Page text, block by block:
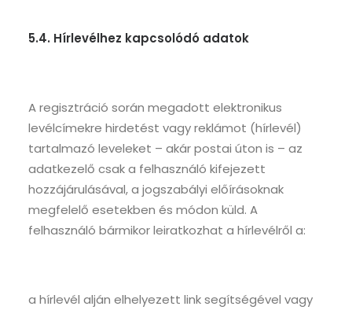
5.4. Hírlevélhez kapcsolódó adatok
A regisztráció során megadott elektronikus
levélcímekre hirdetést vagy reklámot (hírlevél)
tartalmazó leveleket – akár postai úton is – az
adatkezelő csak a felhasználó kifejezett
hozzájárulásával, a jogszabályi előírásoknak
megfelelő esetekben és módon küld. A
felhasználó bármikor leiratkozhat a hírlevélről a:
a hírlevél alján elhelyezett link segítségével vagy